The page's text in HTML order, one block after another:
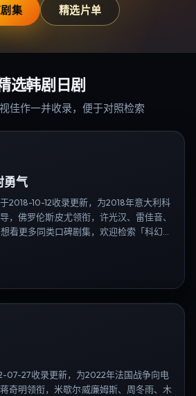
集 精选片单
选韩剧日剧
佳作一并收录，便于对照检索
勇气
2018-10-12收录更新，为2018年意大利科
，佛罗伦斯·皮尤领衔，许光汉、雷佳音、
看更多同类口碑剧集，欢迎检索「科幻」
电视剧、韩剧全集、日剧高清等长尾词。
07-27收录更新，为2022年法国战争向电
奇明领衔，米歇尔·威廉姆斯、周冬雨、木